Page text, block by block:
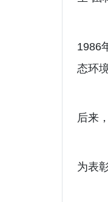
1986
态环境
后来
为表